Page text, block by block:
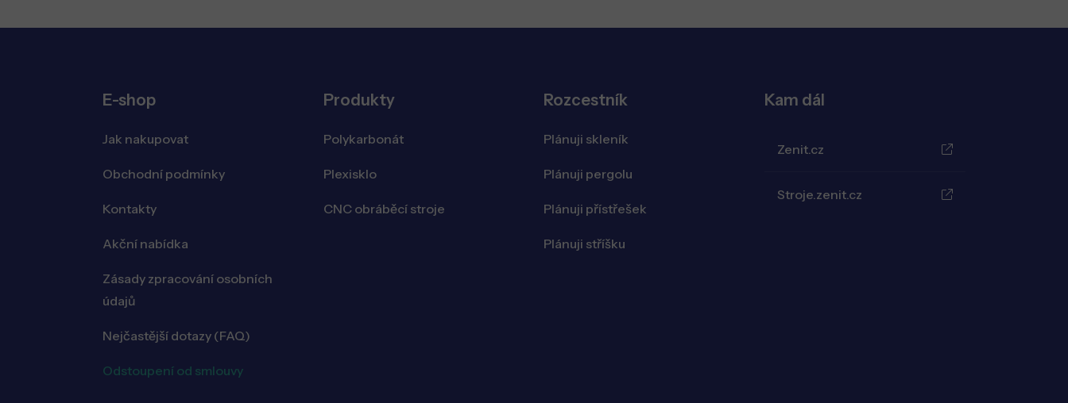
E-shop
Jak nakupovat
Obchodní podmínky
Kontakty
Akční nabídka
Zásady zpracování osobních
údajů
Nejčastější dotazy (FAQ)
Odstoupení od smlouvy
Produkty
Polykarbonát
Plexisklo
CNC obráběcí stroje
Rozcestník
Plánuji skleník
Plánuji pergolu
Plánuji přístřešek
Plánuji stříšku
Kam dál
Zenit.cz
Stroje.zenit.cz